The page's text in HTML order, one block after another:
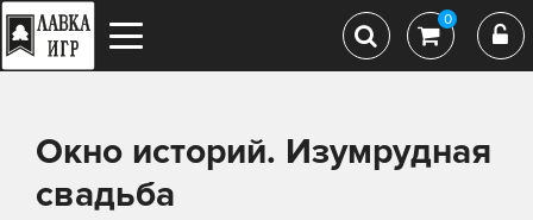
0
Окно историй. Изумрудная
свадьба